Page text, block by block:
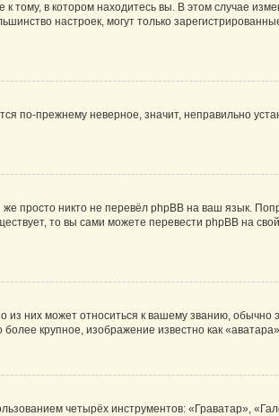
тому, в котором находитесь вы. В этом случае
настроек, могут только
по-прежнему неверное, значит, неправильно
просто никто не перевёл phpBB на ваш язык.
то вы сами можете перевести phpBB на
них может относиться к вашему званию, обычно
крупное, изображение известно как
четырёх инструментов: «Граватар»,